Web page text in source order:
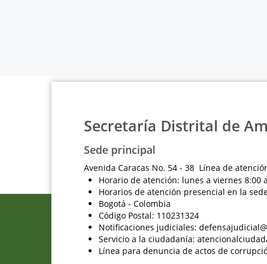
Secretaría Distrital de
Sede principal
Avenida Caracas No. 54 - 38 Línea de
Horario de atención: lunes a viernes 8:00
Horarios de atención presencial en la
Bogotá - Colombia
Código Postal: 110231324
Notificaciones judiciales:
Servicio a la ciudadanía:
Línea para denuncia de actos de